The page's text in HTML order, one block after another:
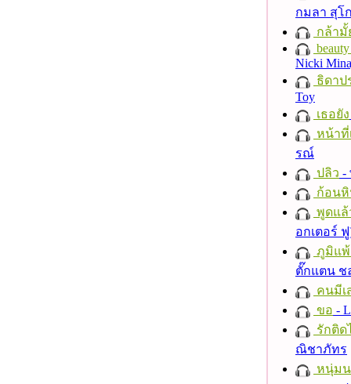
กมลา สุโ
กล้ามั้
Nicki
ธิดาป
Toy
เธอยัง
หน้าที่
รณ์
ปลิว -
ก้อน
พูดแล้
อกเตอร์
ภูมิแพ้
ตั๊กแตน ช
คนมีเ
ขอ -
รักติด
ณิชาภัทร
หนุ่มน